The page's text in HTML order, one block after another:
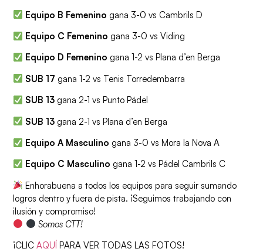
Equipo B Femenino gana 3-0 vs Cambrils D
Equipo C Femenino gana 3-0 vs Viding
Equipo D Femenino gana 1-2 vs Plana d’en Berga
SUB 17 gana 1-2 vs Tenis Torredembarra
SUB 13 gana 2-1 vs Punto Pádel
SUB 13 gana 2-1 vs Plana d’en Berga
Equipo A Masculino gana 3-0 vs Mora la Nova A
Equipo C Masculino gana 1-2 vs Pádel Cambrils C
Enhorabuena a todos los equipos para seguir sumando
logros dentro y fuera de pista. ¡Seguimos trabajando con
ilusión y compromiso!
Somos CTT!
¡CLICAQUÍ PARA VER TODAS LAS FOTOS!